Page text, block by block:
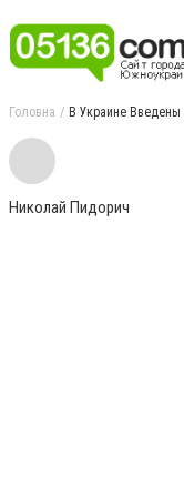
Головна В Украине Введены
Николай Пидорич